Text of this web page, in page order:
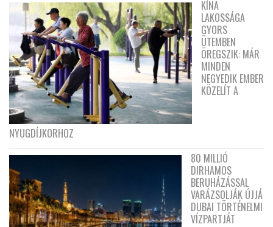
KÍNA
LAKOSSÁGA
GYORS
ÜTEMBEN
ÖREGSZIK: MÁR
MINDEN
NEGYEDIK EMBER
KÖZELÍT A
NYUGDÍJKORHOZ
80 MILLIÓ
DIRHAMOS
BERUHÁZÁSSAL
VARÁZSOLJÁK ÚJJÁ
DUBAI TÖRTÉNELMI
VÍZPARTJÁT